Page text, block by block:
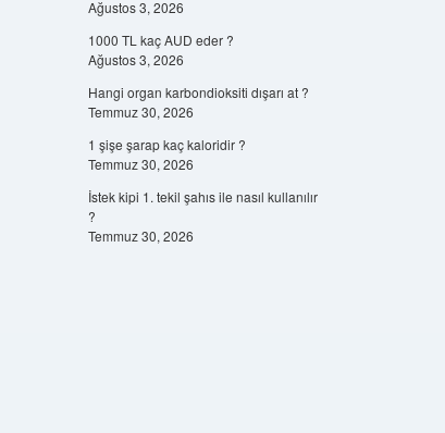
Ağustos 3, 2026
1000 TL kaç AUD eder ?
Ağustos 3, 2026
Hangi organ karbondioksiti dışarı at ?
Temmuz 30, 2026
1 şişe şarap kaç kaloridir ?
Temmuz 30, 2026
İstek kipi 1. tekil şahıs ile nasıl kullanılır
?
Temmuz 30, 2026